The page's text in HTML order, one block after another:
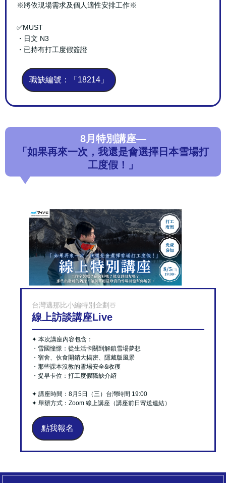
※將依現場需求及個人適性安排工作※
✅MUST
・日文 N3
・已持有打工度假簽證
職缺編號：「18214」
8月特別講座—
「如果再來一次，我還是會選擇日本雪場打
工度假！」
台灣邁那比小編特別企劃☃️
線上訪談講座Live
✦ 本次講座內容包含：
・雪國憧憬：從生活卡關到解鎖雪場夢想
・宿舍、伙食開銷大揭密、隱藏版風景
・那些課本沒教的雪場安全&收穫
・提早卡位：打工度假職缺介紹
✦ 講座時間：8月5日（三）台灣時間 19:00
✦ 舉辦方式：Zoom 線上講座（講座前日寄送連結）
點我報名